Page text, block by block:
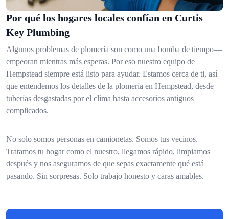
Por qué los hogares locales confían en Curtis
Key Plumbing
Algunos problemas de plomería son como una bomba de tiempo—
empeoran mientras más esperas. Por eso nuestro equipo de
Hempstead siempre está listo para ayudar. Estamos cerca de ti, así
que entendemos los detalles de la plomería en Hempstead, desde
tuberías desgastadas por el clima hasta accesorios antiguos
complicados.
No solo somos personas en camionetas. Somos tus vecinos.
Tratamos tu hogar como el nuestro, llegamos rápido, limpiamos
después y nos aseguramos de que sepas exactamente qué está
pasando. Sin sorpresas. Solo trabajo honesto y caras amables.